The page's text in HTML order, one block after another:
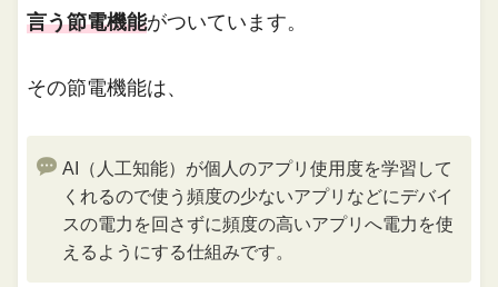
言う節電機能がついています。
その節電機能は、
AI（人工知能）が個人のアプリ使用度を学習して
くれるので使う頻度の少ないアプリなどにデバイ
スの電力を回さずに頻度の高いアプリへ電力を使
えるようにする仕組みです。